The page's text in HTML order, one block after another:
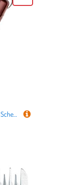
Oster Schermaschine Golden A5 - Schermaschine 1speed (ohne Scherkopf)